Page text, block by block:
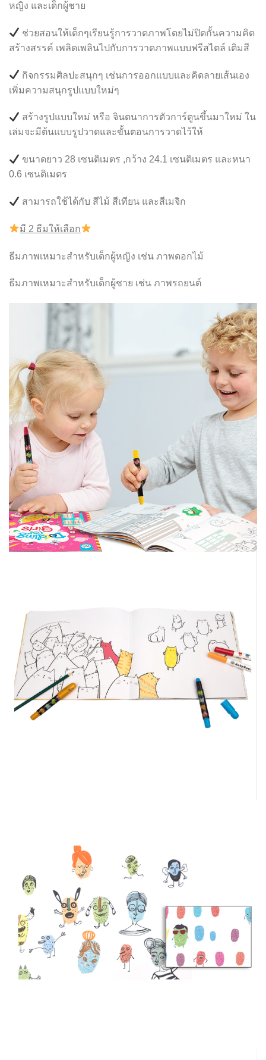
หญิง และเด็กผู้ชาย
ช่วยสอนให้เด็กๆเรียนรู้การวาดภาพโดยไม่ปิดกั้นความคิด
สร้างสรรค์ เพลิดเพลินไปกับการวาดภาพแบบฟรีสไตล์ เติมสี
กิจกรรมศิลปะสนุกๆ เช่นการออกแบบและคิดลายเส้นเอง
เพิ่มความสนุกรูปแบบใหม่ๆ
สร้างรูปแบบใหม่ หรือ จินตนาการตัวการ์ตูนขึ้นมาใหม่ ใน
เล่มจะมีต้นแบบรูปวาดและขั้นตอนการวาดไว้ให้
ขนาดยาว 28 เซนติเมตร ,กว้าง 24.1 เซนติเมตร และหนา
0.6 เซนติเมตร
สามารถใช้ได้กับ สีไม้ สีเทียน และสีเมจิก
มี 2 ธีมให้เลือก
ธีมภาพเหมาะสำหรับเด็กผู้หญิง เช่น ภาพดอกไม้
ธีมภาพเหมาะสำหรับเด็กผู้ชาย เช่น ภาพรถยนต์